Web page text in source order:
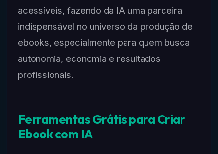
acessíveis, fazendo da IA uma parceira
indispensável no universo da produção de
ebooks, especialmente para quem busca
autonomia, economia e resultados
profissionais.
Ferramentas Grátis para Criar
Ebook com IA